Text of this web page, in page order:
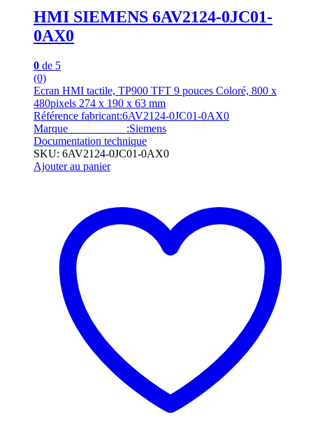
HMI SIEMENS 6AV2124-0JC01-
0AX0
0 de 5
(0)
Ecran HMI tactile, TP900 TFT 9 pouces Coloré, 800 x
480pixels 274 x 190 x 63 mm
Référence fabricant:6AV2124-0JC01-0AX0
Marque :Siemens
Documentation technique
SKU: 6AV2124-0JC01-0AX0
Ajouter au panier